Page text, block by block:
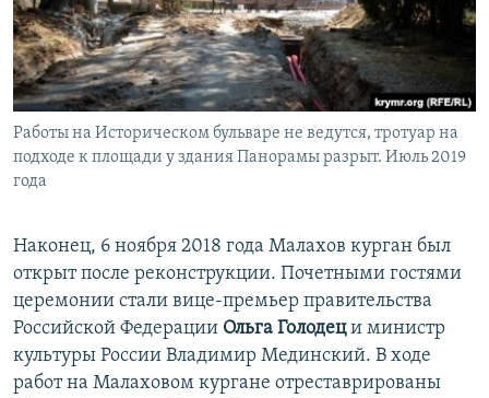
Работы на Историческом бульваре не ведутся, тротуар на
подходе к площади у здания Панорамы разрыт. Июль 2019
года
Наконец, 6 ноября 2018 года Малахов курган был
открыт после реконструкции. Почетными гостями
церемонии стали вице-премьер правительства
Российской Федерации Ольга Голодеци министр
культуры России Владимир Мединский. В ходе
работ на Малаховом кургане отреставрированы